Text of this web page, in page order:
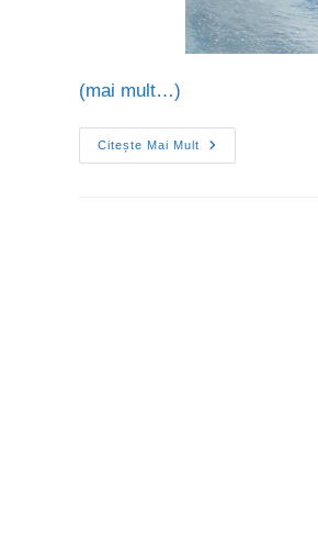
(mai mult…)
Citește Mai Mult